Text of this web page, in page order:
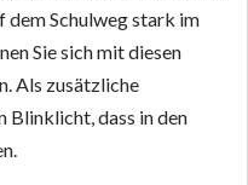
dem Schulweg stark im
Sie sich mit diesen
Als zusätzliche
Blinklicht, dass in den